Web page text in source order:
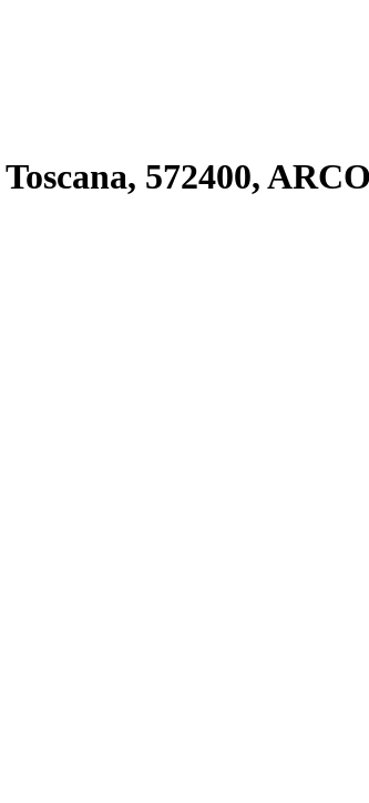
572400,